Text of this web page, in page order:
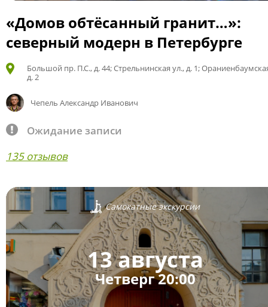
«Домов обтёсанный гранит…»:
северный модерн в Петербурге
Большой пр. П.С., д. 44; Стрельнинская ул., д. 1;
д. 2
Чепель Александр Иванович
Ожидание записи
135 отзывов
Самокатные экскурсии
13 августа
Четверг 20:00